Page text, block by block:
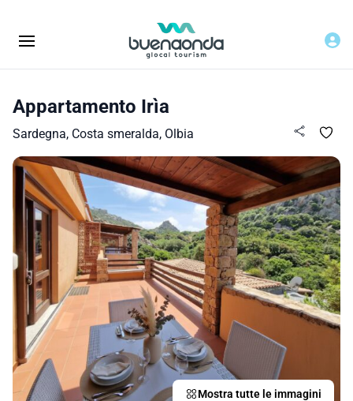
Appartamento Irìa
Sardegna, Costa smeralda, Olbia
Mostra tutte le immagini